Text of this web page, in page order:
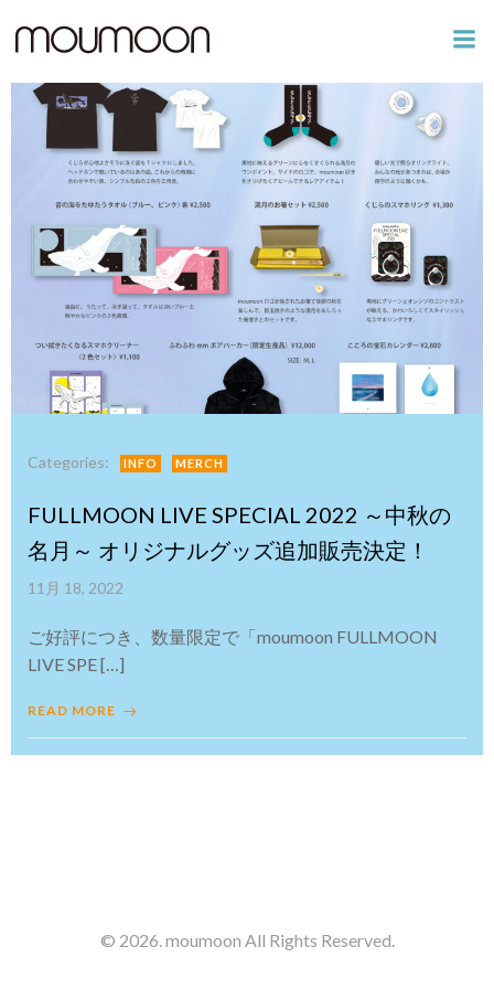
ス
キ
ッ
プ
Categories: INFO MERCH
FULLMOON LIVE SPECIAL 2022 ～中秋の
名月～ オリジナルグッズ追加販売決定！
11月 18, 2022
ご好評につき、数量限定で「moumoon FULLMOON
LIVE SPE […]
READ MORE
© 2026. moumoon All Rights Reserved.